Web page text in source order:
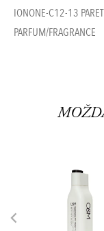
IONONE-C12-13
PARFUM/FRAGRANCE